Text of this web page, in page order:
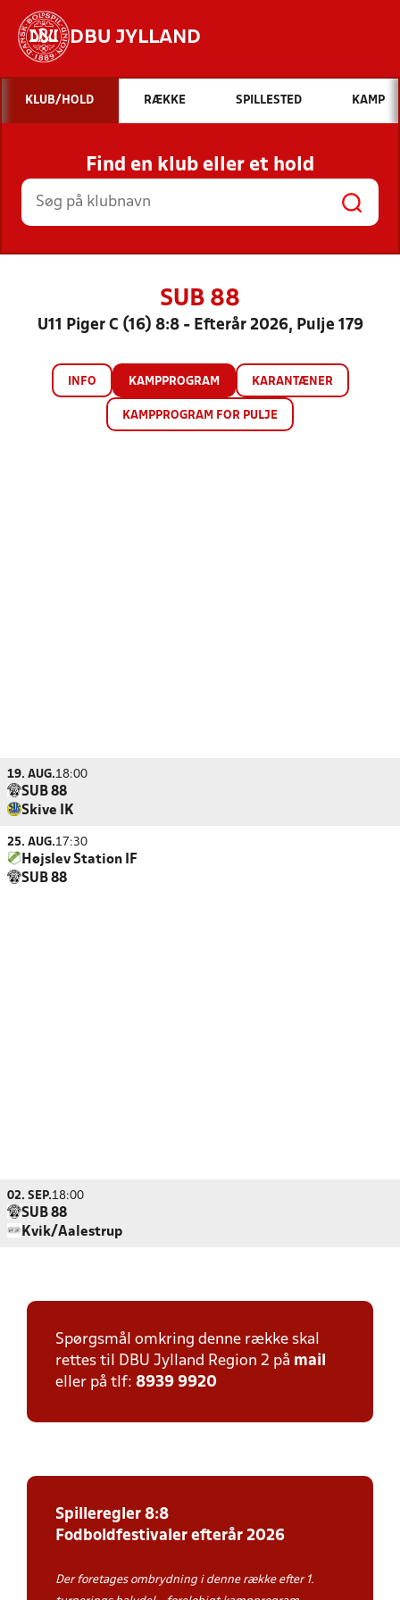
DBU JYLLAND
Hvad vil du søge efter?
INDHOLD OG NYHEDER
STILLINGER, RESULTATER, KLUBBER OG
HOLD
KLUB/HOLD RÆKKE SPILLESTED KAMP
Find en klub eller et hold
SUB 88
U11 Piger C (16) 8:8 - Efterår 2026, Pulje 179
INFO KAMPPROGRAM KARANTÆNER
KAMPPROGRAM FOR PULJE
19. AUG.18:00
SUB 88
Skive IK
25. AUG.17:30
Højslev Station IF
SUB 88
02. SEP.18:00
SUB 88
Kvik/Aalestrup
Spørgsmål omkring denne række skal
rettes til DBU Jylland Region 2 på mail
eller på tlf: 8939 9920
Spilleregler 8:8
Fodboldfestivaler efterår 2026
Der foretages ombrydning i denne række efter 1.